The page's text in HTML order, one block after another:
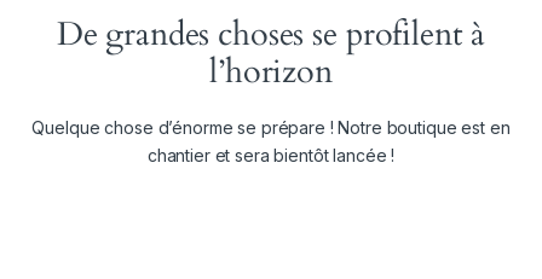
De grandes choses se profilent à
l’horizon
Quelque chose d’énorme se prépare ! Notre boutique est en
chantier et sera bientôt lancée !